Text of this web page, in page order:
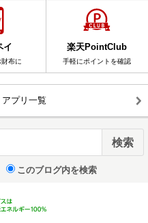
イ
布に
楽天PointClub
手軽にポイントを確認
アプリ一覧
このブログ内を検索